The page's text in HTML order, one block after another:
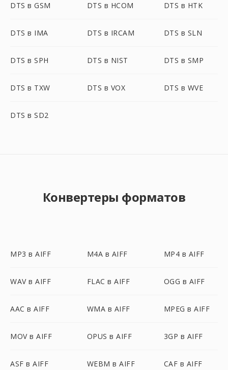
DTS в GSM DTS в HCOM DTS в HTK
DTS в IMA DTS в IRCAM DTS в SLN
DTS в SPH DTS в NIST DTS в SMP
DTS в TXW DTS в VOX DTS в WVE
DTS в SD2
Конвертеры форматов
MP3 в AIFF M4A в AIFF MP4 в AIFF
WAV в AIFF FLAC в AIFF OGG в AIFF
AAC в AIFF WMA в AIFF MPEG в AIFF
MOV в AIFF OPUS в AIFF 3GP в AIFF
ASF в AIFF WEBM в AIFF CAF в AIFF